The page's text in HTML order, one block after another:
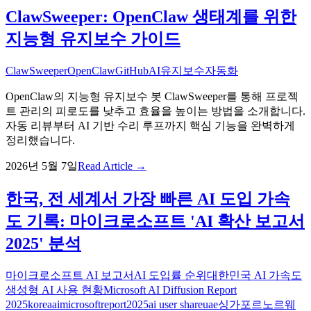
ClawSweeper: OpenClaw 생태계를 위한
지능형 유지보수 가이드
ClawSweeperOpenClawGitHubAI유지보수자동화
OpenClaw의 지능형 유지보수 봇 ClawSweeper를 통해 프로젝
트 관리의 피로도를 낮추고 효율을 높이는 방법을 소개합니다.
자동 리뷰부터 AI 기반 수리 루프까지 핵심 기능을 완벽하게
정리했습니다.
2026년 5월 7일Read Article →
한국, 전 세계서 가장 빠른 AI 도입 가속
도 기록: 마이크로소프트 'AI 확산 보고서
2025' 분석
마이크로소프트 AI 보고서 AI 도입률 순위 대한민국 AI 가속도
생성형 AI 사용 현황Microsoft AI Diffusion Report
2025koreaaimicrosoftreport2025ai user shareuae싱가포르 노르웨